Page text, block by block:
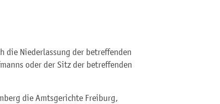
die Niederlassung der betreffenden
oder der Sitz der betreffenden
die Amtsgerichte Freiburg,